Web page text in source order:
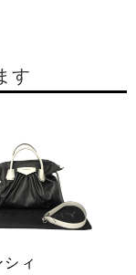
す
ィ